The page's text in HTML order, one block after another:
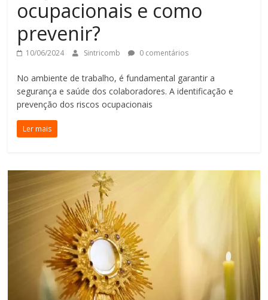
ocupacionais e como
prevenir?
10/06/2024 Sintricomb 0 comentários
No ambiente de trabalho, é fundamental garantir a
segurança e saúde dos colaboradores. A identificação e
prevenção dos riscos ocupacionais
Ler mais